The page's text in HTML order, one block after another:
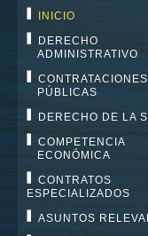
INICIO
DERECHO
CONTRATACIONES
PÚBLICAS
DERECHO DE LA
COMPETENCIA
ECONÓMICA
CONTRATOS
ASUNTOS